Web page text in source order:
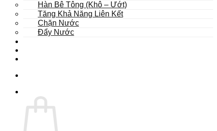
Hàn Bê Tông (Khô – Ướt)
Tăng Khả Năng Liên Kết
Chặn Nước
Đẩy Nước